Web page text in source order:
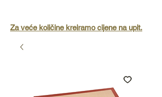
Za veće količine kreiramo cijene na upit.